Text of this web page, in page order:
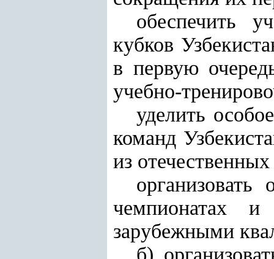
обеспечить
кубков
в первую
учебно-
уделить
команд
из
организовать
чемпионатах и
зарубежными
б)